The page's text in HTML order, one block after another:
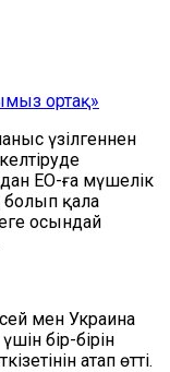
ортақ»
үзілгеннен
ЕО-ға мүшелік
болып қала
осындай
мен Украина
бір-бірін
атап өтті.